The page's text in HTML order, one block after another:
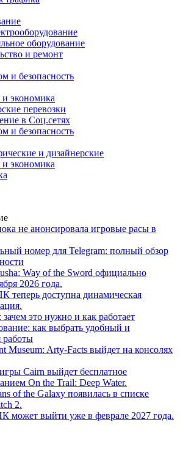
оборудование
и ремонт
и безопасность
экономика
перевозки
в Соц.сетях
и безопасность
и дизайнерские
экономика
не анонсировала игровые расы в
номер для Telegram: полный обзор
Way of the Sword официально
2026 года.
теперь доступна динамическая
это нужно и как работает
как выбрать удобный и
работы
Museum: Arty-Facts выйдет на консолях
Cairn выйдет бесплатное
On the Trail: Deep Water.
of the Galaxy появилась в списке
2.
может выйти уже в феврале 2027 года.